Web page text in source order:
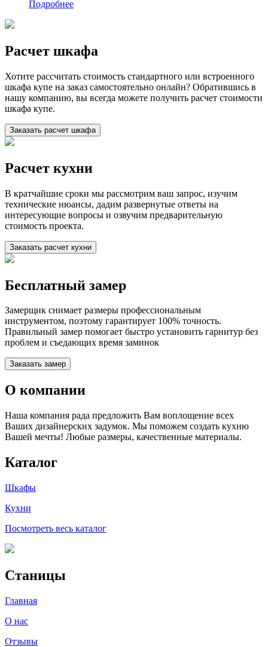
Подробнее
Расчет шкафа
Хотите рассчитать стоимость стандартного или встроенного
шкафа купе на заказ самостоятельно онлайн? Обратившись в
нашу компанию, вы всегда можете получить расчет стоимости
шкафа купе.
Заказать расчет шкафа
Расчет кухни
В кратчайшие сроки мы рассмотрим ваш запрос, изучим
технические нюансы, дадим развернутые ответы на
интересующие вопросы и озвучим предварительную
стоимость проекта.
Заказать расчет кухни
Бесплатный замер
Замерщик снимает размеры профессиональным
инструментом, поэтому гарантирует 100% точность.
Правильный замер помогает быстро установить гарнитур без
проблем и съедающих время заминок
Заказать замер
О компании
Наша компания рада предложить Вам воплощение всех
Ваших дизайнерских задумок. Мы поможем создать кухню
Вашей мечты! Любые размеры, качественные материалы.
Каталог
Шкафы
Кухни
Посмотреть весь каталог
Станицы
Главная
О нас
Отзывы